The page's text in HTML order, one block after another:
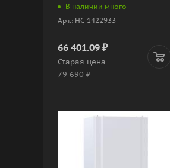
В наличии много
Арт.: НС-1422933
66 401.09 ₽
Старая цена
79 690₽